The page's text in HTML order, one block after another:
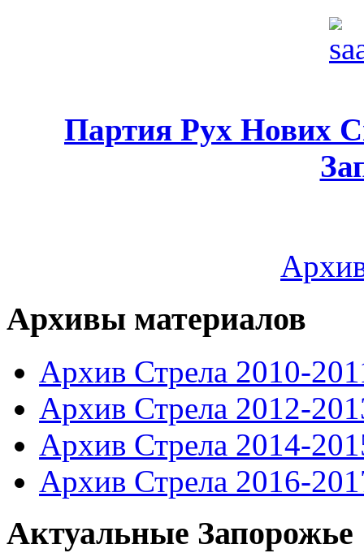
Партия Рух Нових
Архивы материалов
Архив Стрела 2010-
Архив Стрела 2012-
Архив Стрела 2014-
Архив Стрела 2016-
Актуальные Запорожье